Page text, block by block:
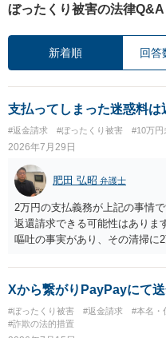
ぼったくり被害の法律Q&A
新着順 回答
支払ってしまった迷惑料は
#返金請求 #ぼったくり被害 #10万円
2026年7月29日
肥田 弘昭 弁護士
2万円の支払義務が上記の事情
返還請求できる可能性はありま
嘔吐の事実があり、その清掃に
Xから繋がりPayPayにて送
#ぼったくり被害 #返金請求 #本名・
#詐欺の法的措置